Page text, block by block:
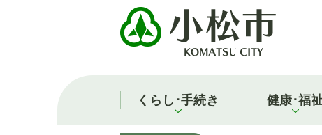
くらし･手続き 健康･福